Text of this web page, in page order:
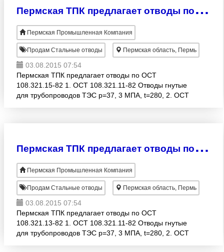
П
ермская ТПК предлагает отводы по ОСТ 108.321.15-82
Пермская Промышленная Компания
Продам Стальные отводы Пермская область, Пермь
03.08.2015 07:54
Пермская ТПК предлагает отводы по ОСТ
108.321.15-82 1. ОСТ 108.321.11-82 Отводы гнутые
для трубопроводов ТЭС р=37, 3 МПА, t=280, 2. ОСТ
П
ермская ТПК предлагает отводы по ОСТ 108.321.13-82
Пермская Промышленная Компания
Продам Стальные отводы Пермская область, Пермь
03.08.2015 07:54
Пермская ТПК предлагает отводы по ОСТ
108.321.13-82 1. ОСТ 108.321.11-82 Отводы гнутые
для трубопроводов ТЭС р=37, 3 МПА, t=280, 2. ОСТ